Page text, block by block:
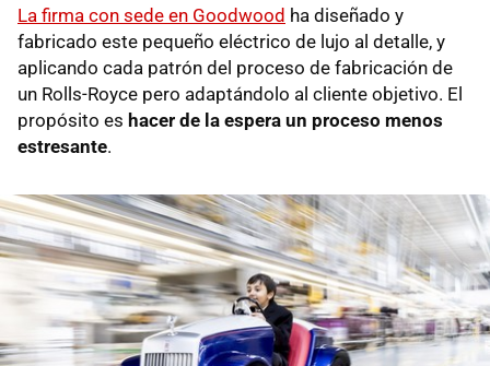
La firma con sede en Goodwood ha diseñado y
fabricado este pequeño eléctrico de lujo al detalle, y
aplicando cada patrón del proceso de fabricación de
un Rolls-Royce pero adaptándolo al cliente objetivo. El
propósito es hacer de la espera un proceso menos
estresante.